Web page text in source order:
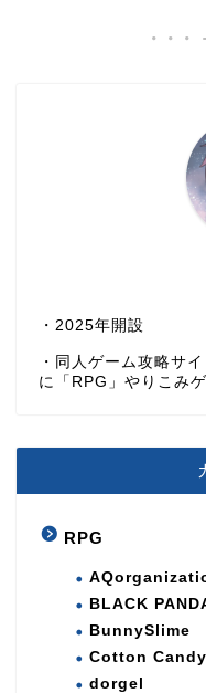
・2025年開設
・同人ゲーム攻略サ
に「RPG」やりこみ
RPG
BLACK
BunnySlime
Cotton Candy
dorgel